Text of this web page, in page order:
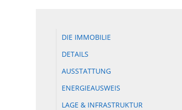
DIE IMMOBILIE
DETAILS
AUSSTATTUNG
ENERGIEAUSWEIS
LAGE & INFRASTRUKTUR